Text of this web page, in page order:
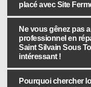
placé avec Site
Ne vous gênez pas
professionnel en
Saint Silvain Sous
intéressant !
Pourquoi chercher